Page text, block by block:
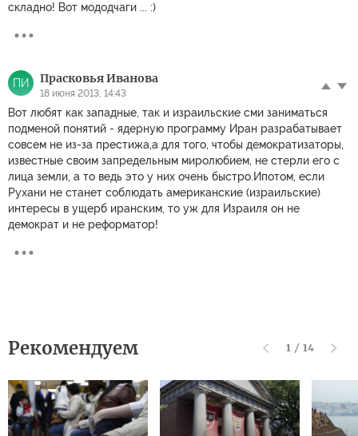
складно! Вот мододчаги ... :)
ПИ Прасковья Иванова
18 июня 2013, 14:43
Вот любят как западные, так и израильские сми заниматься
подменой понятий - ядерную программу Иран разрабатывает
совсем не из-за престижа,а для того, чтобы демократизаторы,
известные своим запредельным миролюбием, не стерли его с
лица земли, а то ведь это у них очень быстро.Ипотом, если
Рухани не станет соблюдать американские (израильские)
интересы в ущерб иранским, то уж для Израиля он не
демократ и не реформатор!
Рекомендуем 1 / 14